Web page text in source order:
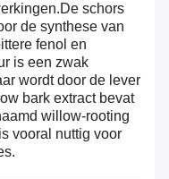
schors
de synthese van
fenol en
is een zwak
wordt door de lever
bark extract bevat
willow-rooting
vooral nuttig voor